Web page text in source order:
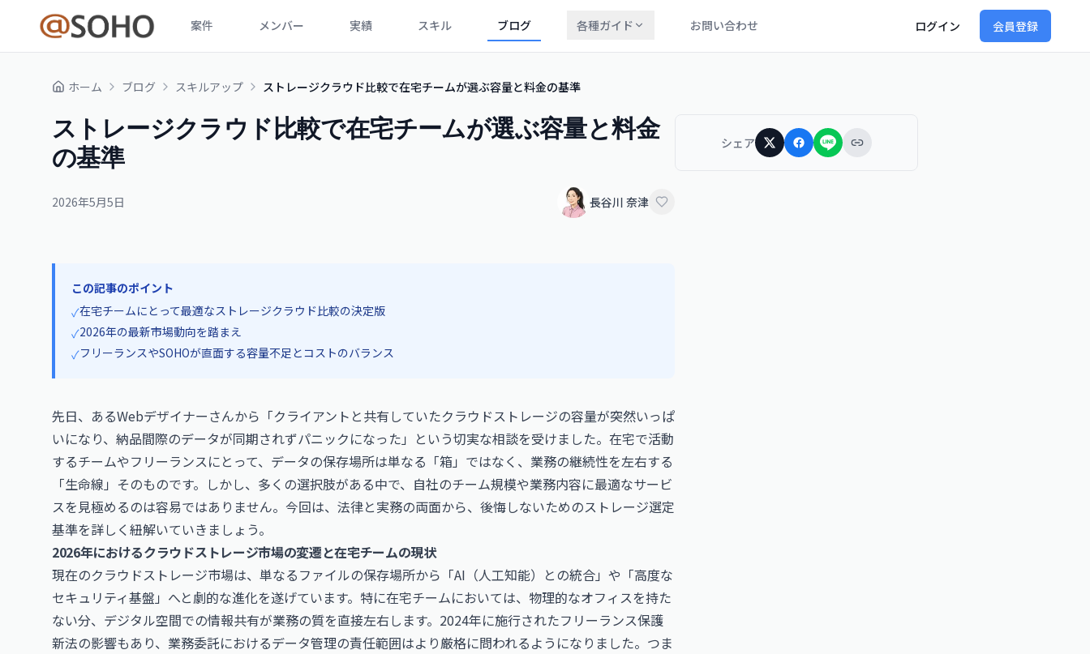
案件 メンバー 実績 スキル ブログ 各種ガイド お問い合わせ ログイン 会員登録
ホーム ブログ スキルアップ ストレージクラウド比較で在宅チームが選ぶ容量と料金の基準
ストレージクラウド比較で在宅チームが選ぶ容量と料金
の基準
2026年5月5日 長谷川 奈津
この記事のポイント
✓在宅チームにとって最適なストレージクラウド比較の決定版
✓2026年の最新市場動向を踏まえ
✓フリーランスやSOHOが直面する容量不足とコストのバランス
先日、あるWebデザイナーさんから「クライアントと共有していたクラウドストレージの容量が突然いっぱ
いになり、納品間際のデータが同期されずパニックになった」という切実な相談を受けました。在宅で活動
するチームやフリーランスにとって、データの保存場所は単なる「箱」ではなく、業務の継続性を左右する
「生命線」そのものです。しかし、多くの選択肢がある中で、自社のチーム規模や業務内容に最適なサービ
スを見極めるのは容易ではありません。今回は、法律と実務の両面から、後悔しないためのストレージ選定
基準を詳しく紐解いていきましょう。
2026年におけるクラウドストレージ市場の変遷と在宅チームの現状
現在のクラウドストレージ市場は、単なるファイルの保存場所から「AI（人工知能）との統合」や「高度な
セキュリティ基盤」へと劇的な進化を遂げています。特に在宅チームにおいては、物理的なオフィスを持た
ない分、デジタル空間での情報共有が業務の質を直接左右します。2024年に施行されたフリーランス保護
新法の影響もあり、業務委託におけるデータ管理の責任範囲はより厳格に問われるようになりました。つま
シェア